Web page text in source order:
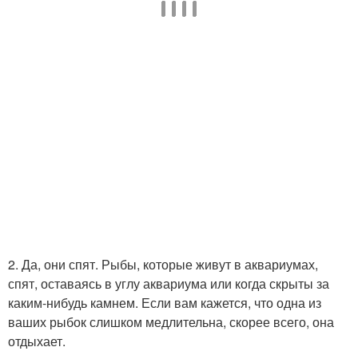
2. Да, они спят. Рыбы, которые живут в аквариумах,
спят, оставаясь в углу аквариума или когда скрыты за
каким-нибудь камнем. Если вам кажется, что одна из
ваших рыбок слишком медлительна, скорее всего, она
отдыхает.